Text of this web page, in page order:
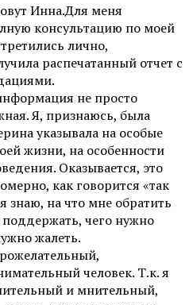
Инна.Для меня
консультацию по моей
лично,
распечатанный отчет с
не просто
Я, признаюсь, была
указывала на особые
жизни, на особенности
Оказывается, это
как говорится «так
знаю, на что мне обратить
чего нужно
жалеть.
человек. Т.к. я
и мнительный,